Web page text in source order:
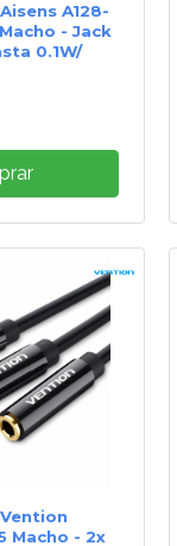
A128-
- Jack
0.1W/
Macho - 2x